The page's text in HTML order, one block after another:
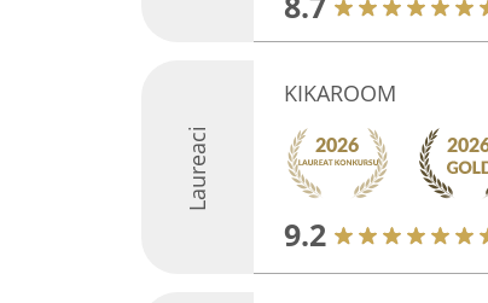
Laureaci
KIKAROOM
9.2